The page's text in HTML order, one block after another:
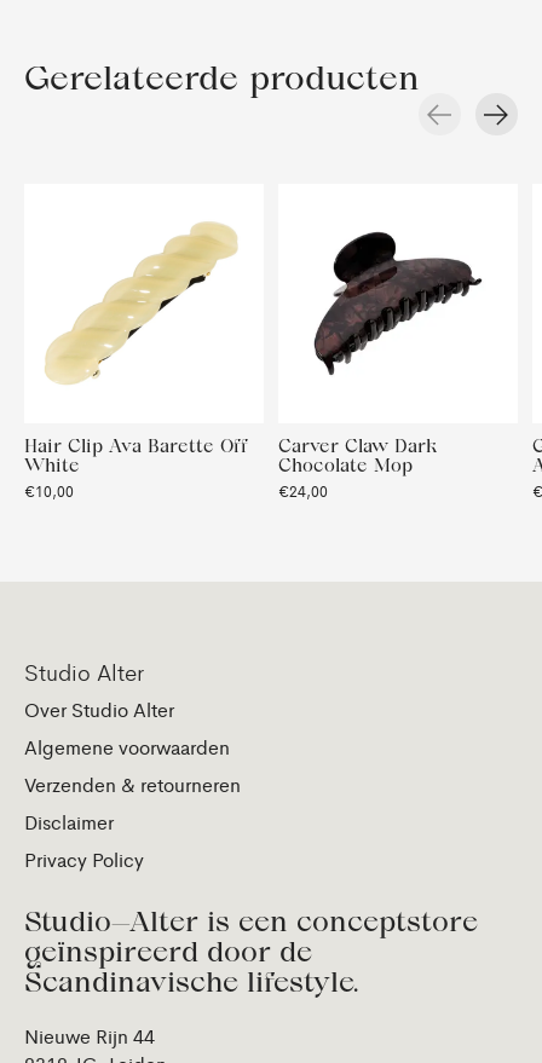
Gerelateerde producten
Hair Clip Ava Barette Off
White
€10,00
Carver Claw Dark
Chocolate Mop
€24,00
Studio Alter
Over Studio Alter
Algemene voorwaarden
Verzenden & retourneren
Disclaimer
Privacy Policy
Studio—Alter is een conceptstore
geïnspireerd door de
Scandinavische lifestyle.
Nieuwe Rijn 44